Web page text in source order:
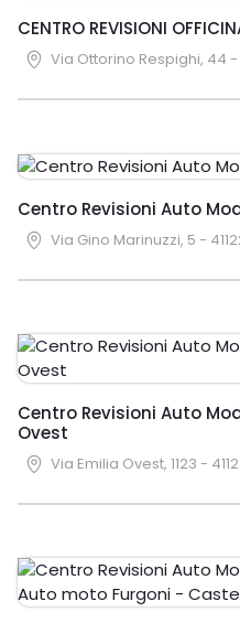
CENTRO REVISIONI
Via Ottorino Respighi, 44 -
Centro Revisioni Auto
Via Gino Marinuzzi, 5 -
Centro Revisioni Auto
Ovest
Via Emilia Ovest, 1123 -